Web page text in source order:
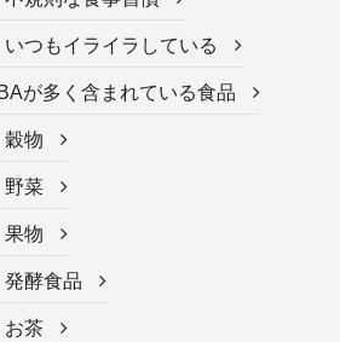
つもイライラしている
が多く含まれている食品
物
菜
物
酵食品
茶